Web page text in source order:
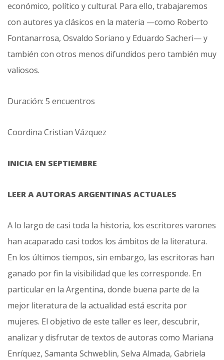
económico, político y cultural. Para ello, trabajaremos
con autores ya clásicos en la materia —como Roberto
Fontanarrosa, Osvaldo Soriano y Eduardo Sacheri— y
también con otros menos difundidos pero también muy
valiosos.
Duración: 5 encuentros
Coordina Cristian Vázquez
INICIA EN SEPTIEMBRE
LEER A AUTORAS ARGENTINAS ACTUALES
A lo largo de casi toda la historia, los escritores varones
han acaparado casi todos los ámbitos de la literatura.
En los últimos tiempos, sin embargo, las escritoras han
ganado por fin la visibilidad que les corresponde. En
particular en la Argentina, donde buena parte de la
mejor literatura de la actualidad está escrita por
mujeres. El objetivo de este taller es leer, descubrir,
analizar y disfrutar de textos de autoras como Mariana
Enríquez, Samanta Schweblin, Selva Almada, Gabriela